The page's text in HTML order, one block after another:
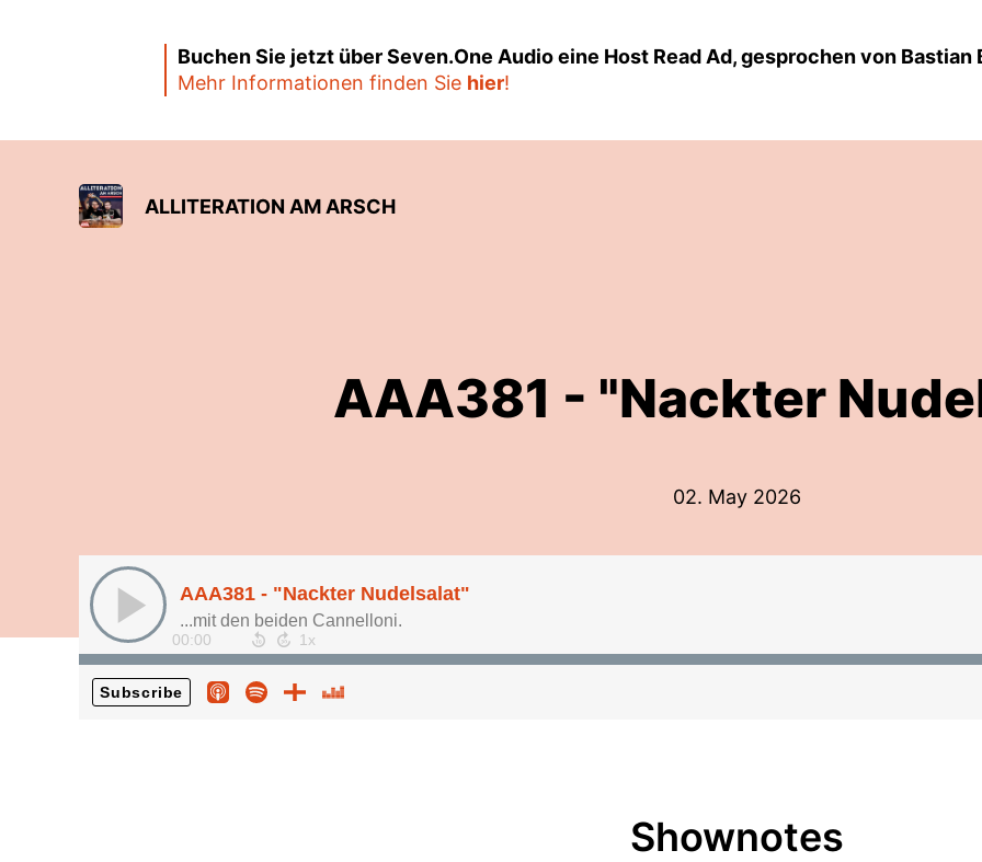
Buchen Sie jetzt über Seven.One Audio eine Host Read Ad, gesprochen von
Mehr Informationen finden Sie hier!
ALLITERATION AM ARSCH
AAA381 - "Nackter
02. May 2026
AAA381 - "Nackter Nudelsalat"
...mit den beiden Cannelloni.
00:00
Subscribe
Shownotes